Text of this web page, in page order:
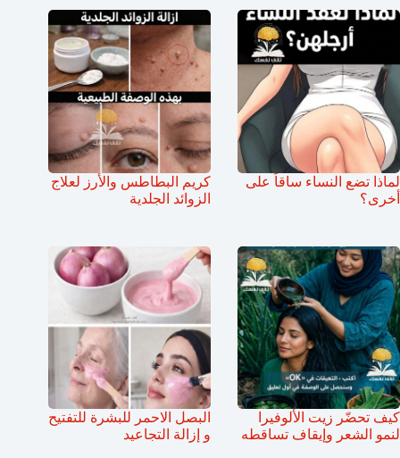
لماذا تضع النساء ساقاً على
أخرى؟
كريم البطاطس والأرز لعلاج
الزوائد الجلدية
كيف تحضّر زيت الألوفيرا
لنمو الشعر وإيقاف تساقطه
البصل الاحمر للبشرة للتفتيح
و إزالة التجاعيد